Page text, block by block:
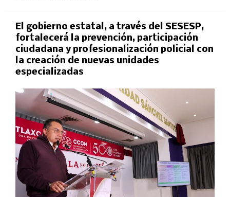
El gobierno estatal, a través del SESESP,
fortalecerá la prevención, participación
ciudadana y profesionalización policial con
la creación de nuevas unidades
especializadas